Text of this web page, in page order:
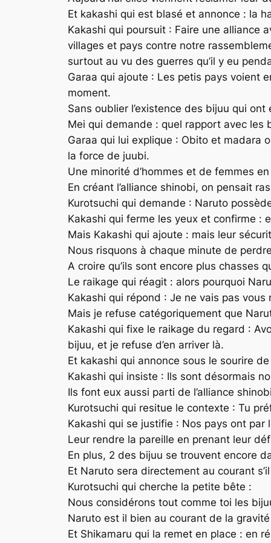
Et kakashi qui est blasé et annonce : la
Kakashi qui poursuit : Faire une alliance
villages et pays contre notre
surtout au vu des guerres qu’il y eu
Garaa qui ajoute : Les petis pays voient
moment.
Sans oublier l’existence des bijuu qui
Mei qui demande : quel rapport avec les
Garaa qui lui explique : Obito et madara
la force de juubi.
Une minorité d’hommes et de femmes
En créant l’alliance shinobi, on pensait
Kurotsuchi qui demande : Naruto
Kakashi qui ferme les yeux et confirme :
Mais Kakashi qui ajoute : mais leur
Nous risquons à chaque minute de perdre
A croire qu’ils sont encore plus chasses
Le raikage qui réagit : alors pourquoi
Kakashi qui répond : Je ne vais pas
Mais je refuse catégoriquement que
Kakashi qui fixe le raikage du regard :
bijuu, et je refuse d’en arriver là.
Et kakashi qui annonce sous le sourire
Kakashi qui insiste : Ils sont désormais
Ils font eux aussi parti de l’alliance
Kurotsuchi qui resitue le contexte : Tu
Kakashi qui se justifie : Nos pays ont
Leur rendre la pareille en prenant leur
En plus, 2 des bijuu se trouvent encore
Et Naruto sera directement au courant
Kurotsuchi qui cherche la petite bête :
Nous considérons tout comme toi les
Naruto est il bien au courant de la
Et Shikamaru qui la remet en place : en